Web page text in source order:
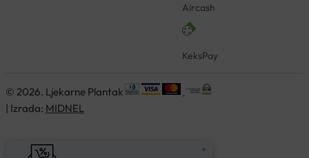
Aircash
KeksPay
© 2026. Ljekarne Plantak
| Izrada: MIDNEL